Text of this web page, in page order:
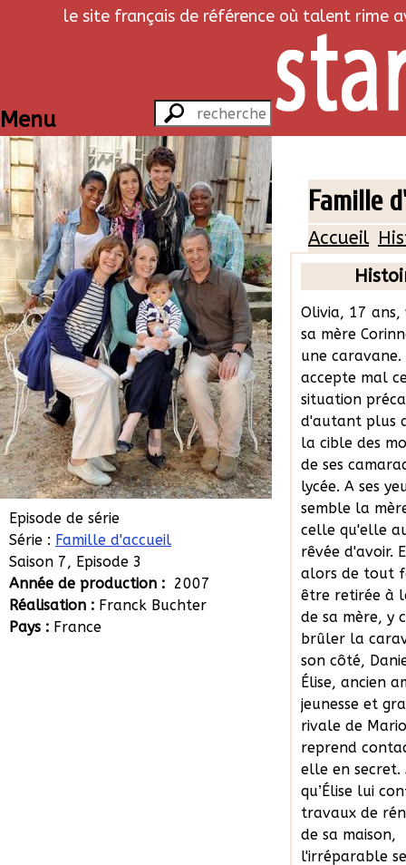
le site français de référence où talent rime
Menu
Episode de série
Série : Famille d'accueil
Saison 7, Episode 3
Année de production : 2007
Réalisation : Franck Buchter
Pays : France
Famille
Accueil
Olivia, 17 ans,
sa mère
une caravane.
accepte mal
situation
d'autant plus
la cible des
de ses
lycée. A ses
semble la
celle qu'elle
rêvée d'avoir.
alors de tout
être retirée à
de sa mère, y
brûler la
son côté,
Élise, ancien
jeunesse et
rivale de
reprend
elle en secret.
qu’Élise lui
travaux de
de sa maison,
l'irréparable